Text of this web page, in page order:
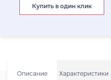
Описание Характеристики
Купить в один клик